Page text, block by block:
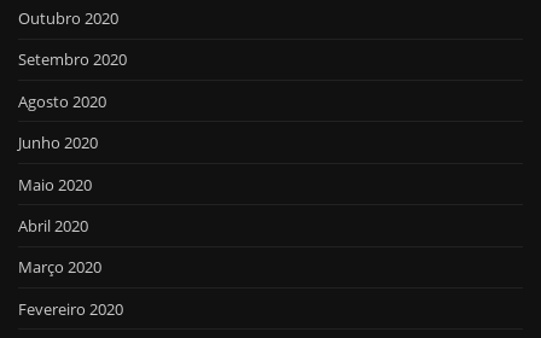
Outubro 2020
Setembro 2020
Agosto 2020
Junho 2020
Maio 2020
Abril 2020
Março 2020
Fevereiro 2020